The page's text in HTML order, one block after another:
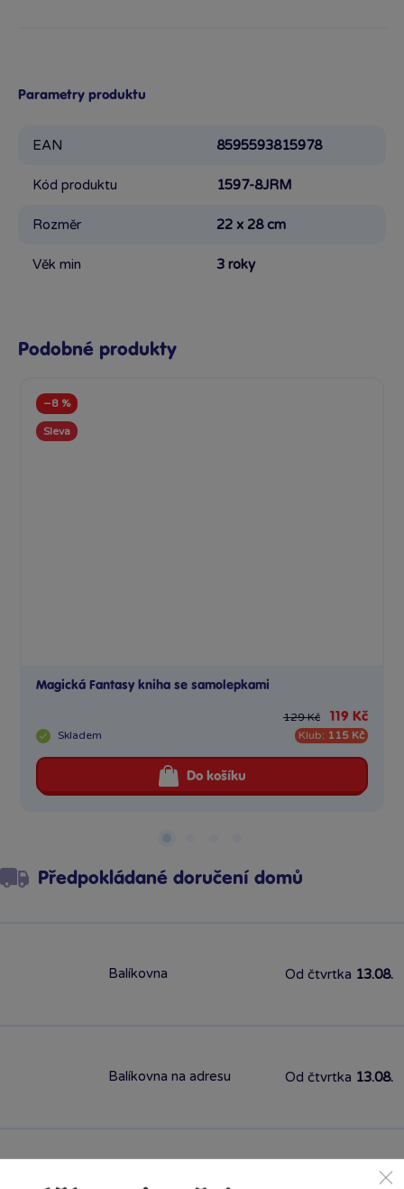
Parametry produktu
EAN 8595593815978
Kód produktu 1597-8JRM
Rozměr 22 x 28 cm
Věk min 3 roky
Podobné produkty
−8 %
Sleva
Magická Fantasy kniha se samolepkami
Skladem
129 Kč 119 Kč
Klub: 115 Kč
Do košíku
Předpokládané doručení domů
Balíkovna Od čtvrtka 13.08.
Balíkovna na adresu Od čtvrtka 13.08.
12.08.